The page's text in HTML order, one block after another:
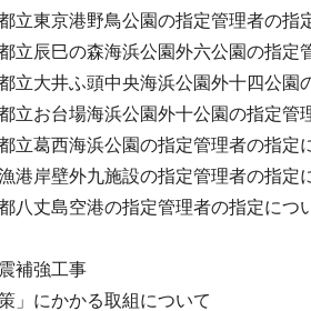
立東京港野鳥公園の指定管理者の指
立辰巳の森海浜公園外六公園の指定
大井ふ頭中央海浜公園外十四公園
立お台場海浜公園外十公園の指定管
立葛西海浜公園の指定管理者の指定
港岸壁外九施設の指定管理者の指定
八丈島空港の指定管理者の指定につ
補強工事
」にかかる取組について